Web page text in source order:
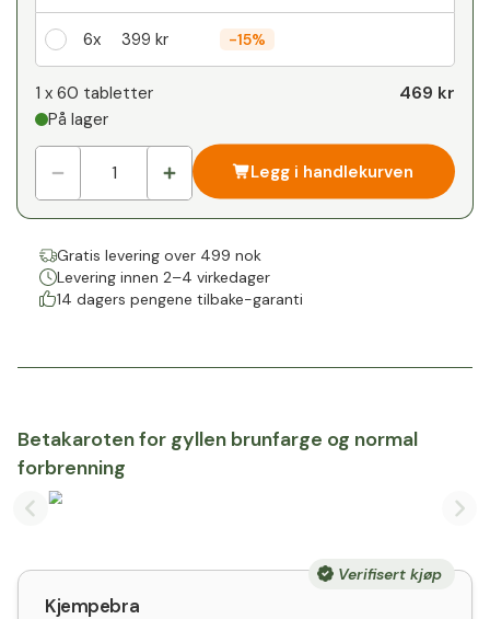
6x 399 kr -15%
1x
1 x 60 tabletter
På lager
469 kr
Legg i handlekurven
Gratis levering over 499 nok
Levering innen 2–4 virkedager
14 dagers pengene tilbake-garanti
Betakaroten for gyllen brunfarge og normal
forbrenning
Previous slide
Verifisert kjøp
Kjempebra